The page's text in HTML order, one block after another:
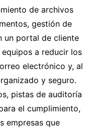
de archivos
gestión de
un portal de cliente
a reducir los
electrónico y, al
y seguro.
pistas de auditoría
el cumplimiento,
empresas que